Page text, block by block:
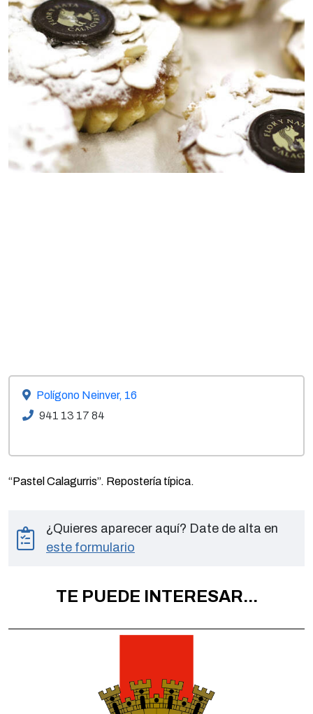
Polígono Neinver, 16
941 13 17 84
“Pastel Calagurris”. Repostería típica.
¿Quieres aparecer aquí? Date de alta en
este formulario
TE PUEDE INTERESAR...